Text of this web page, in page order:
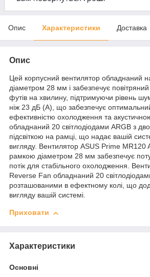
Опис Характеристики Доставка
Опис
Цей корпусний вентилятор обладнаний
діаметром 28 мм і забезпечує повітряний
футів на хвилину, підтримуючи рівень
ніж 23 дБ (А), що забезпечує
ефективністю охолодження та
обладнаний 20 світлодіодами ARGB з
підсвіткою на рамці, що надає вашій
вигляду. Вентилятор ASUS Prime MR120
рамкою діаметром 28 мм забезпечує
потік для стабільного охолодження.
Reverse Fan обладнаний 20
розташованими в ефектному колі, що
вигляду вашій системі.
Приховати
Характеристики
Основні